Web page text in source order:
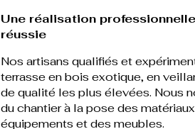
Une réalisation
réussie
Nos artisans qualifiés et
terrasse en bois exotique, en
de qualité les plus élevées. Nous
du chantier à la pose des
équipements et des meubles.